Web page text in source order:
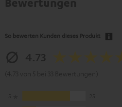
So bewerten Kunden dieses Produkt